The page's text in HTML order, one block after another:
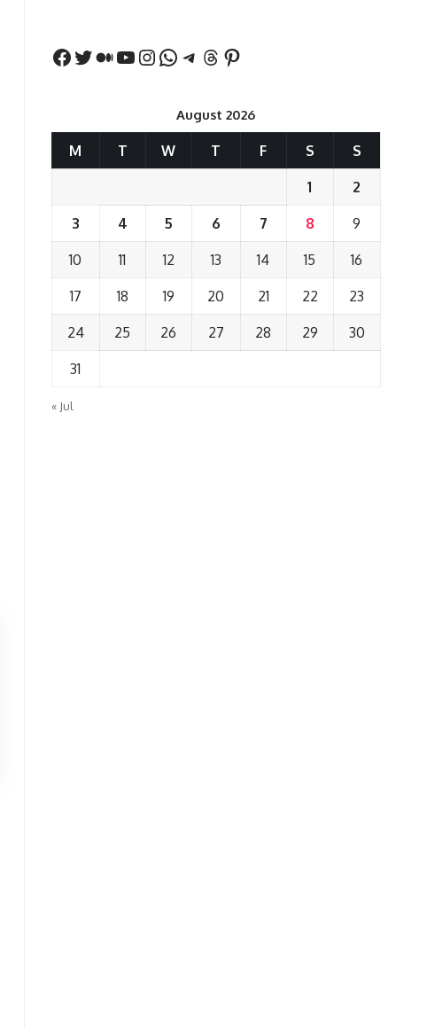
August 2026
M T W T F S S
1 2
3 4 5 6 7 8 9
10 11 12 13 14 15 16
17 18 19 20 21 22 23
24 25 26 27 28 29 30
31
« Jul